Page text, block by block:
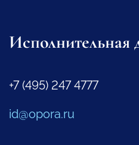
Исполнительная
+7 (495) 247 4777
id@opora.ru